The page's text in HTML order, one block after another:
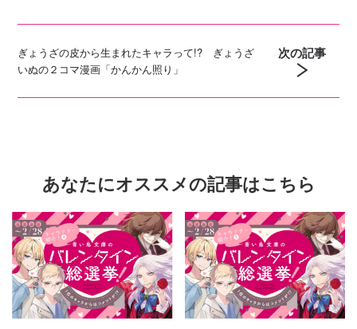
ぎょうざの皮から生まれたキャラって!? ぎょうざ
いぬの２コマ漫画「かんかん照り」
次の記事
あなたにオススメの記事はこちら